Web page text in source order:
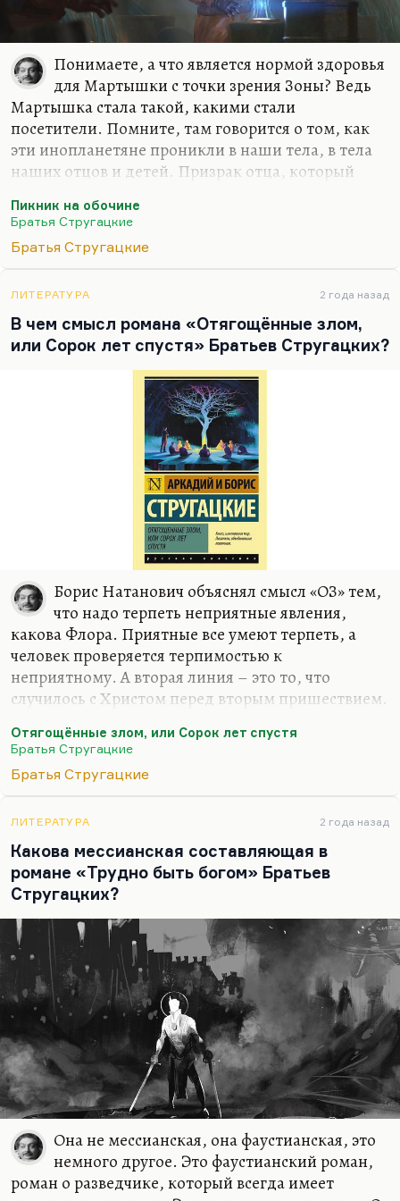
Понимаете, а что является нормой здоровья
для Мартышки с точки зрения Зоны? Ведь
Мартышка стала такой, какими стали
посетители. Помните, там говорится о том, как
эти инопланетяне проникли в наши тела, в тела
наших отцов и детей. Призрак отца, который
смысле бессмертный фантом (конечно, намек на
советский культ мертвых и их бесконечное
воскрешение); Мартышка, которая скрипит по
доносится из Зоны от вагонеток с песком.
Это очень страшно придумано: она стала
молчать, перестала говорить, она всегда была при
этом покрыта шерсткой, а глаза были без белка.
При этом она всегда была веселая, а папа язык…
Пикник на обочине
Братья Стругацкие
Братья Стругацкие
ЛИТЕРАТУРА 2 года назад
В чем смысл романа «Отягощённые злом,
или Сорок лет спустя» Братьев Стругацких?
Борис Натанович объяснял смысл «ОЗ» тем,
что надо терпеть неприятные явления,
какова Флора. Приятные все умеют терпеть, а
человек проверяется терпимостью к
неприятному. А вторая линия – это то, что
случилось с Христом перед вторым пришествием.
догадка. Есть Иешуа Га-Ноцри, есть Г.А. Носов –
новый персонаж, новый учитель. И опять
Христос, как у Мирера (близкого друга
на две ипостаси: добрая – Г.А. Носов, силовая –
демиург. Это такая попытка построения
двойного, двоящегося образа бога. Вещь все
равно написанная как реакция на большой лом
времен, во многих отношениях переходная. Я
думаю, мы ее только будем…
Отягощённые злом, или Сорок лет спустя
Братья Стругацкие
Братья Стругацкие
ЛИТЕРАТУРА 2 года назад
Какова мессианская составляющая в
романе «Трудно быть богом» Братьев
Стругацких?
Она не мессианская, она фаустианская, это
немного другое. Это фаустианский роман,
роман о разведчике, который всегда имеет